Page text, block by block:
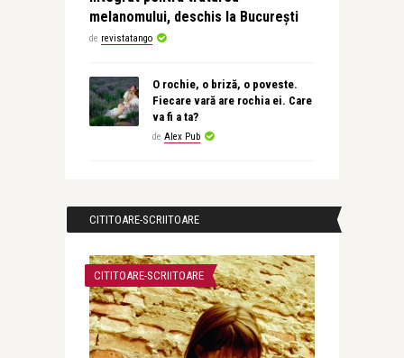
melanomului, deschis la București
de revistatango
O rochie, o briză, o poveste.
Fiecare vară are rochia ei. Care
va fi a ta?
de Alex Pub
CITITOARE-SCRIITOARE
CITITOARE-SCRIITOARE